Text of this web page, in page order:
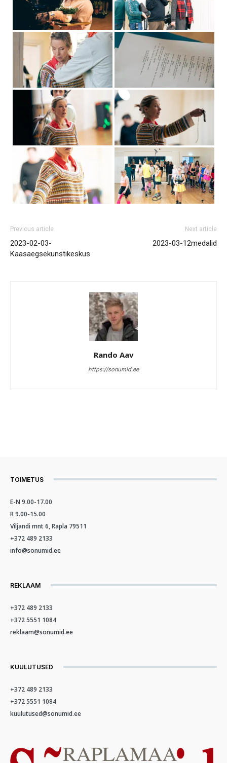
Previous article
2023-02-03-
Kaasaegsekunstikeskus
Next article
2023-03-12medalid
Rando Aav
https://sonumid.ee
TOIMETUS
E-N 9.00-17.00
R 9.00-15.00
Viljandi mnt 6, Rapla 79511
+372 489 2133
info@sonumid.ee
REKLAAM
+372 489 2133
+372 5551 1084
reklaam@sonumid.ee
KUULUTUSED
+372 489 2133
+372 5551 1084
kuulutused@sonumid.ee